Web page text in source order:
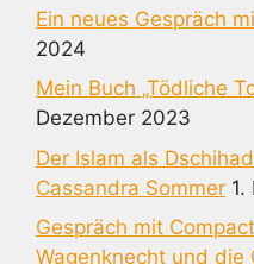
Ein neues Gespräch
2024
Mein Buch „Tödliche
Dezember 2023
Der Islam als
Cassandra Sommer
Gespräch mit
Wagenknecht und die